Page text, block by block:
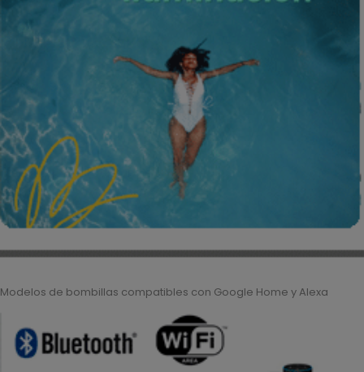
Modelos de bombillas compatibles con Google Home y Alexa